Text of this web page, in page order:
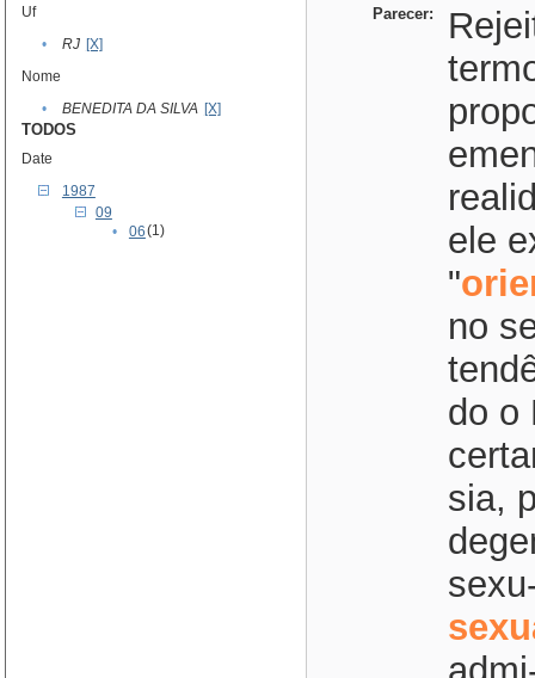
Uf
•
RJ [X]
Nome
•
BENEDITA DA SILVA [X]
TODOS
Date
1987
09
•
06(1)
Parecer:
ele
"
no
do o
sia,